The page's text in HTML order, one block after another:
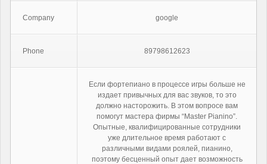
Company google
Phone 89798612623
Если фортепиано в процессе игры больше не
издает привычных для вас звуков, то это
должно насторожить. В этом вопросе вам
помогут мастера фирмы “Master Pianino”.
Опытные, квалифицированные сотрудники
уже длительное время работают с
различными видами роялей, пианино,
поэтому бесценный опыт дает возможность